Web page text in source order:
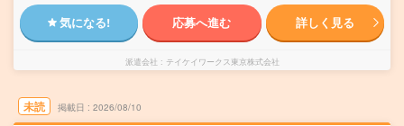
気になる! 応募へ進む 詳しく見る
派遣会社 テイケイワークス東京株式会社
未読 掲載日 2026/08/10